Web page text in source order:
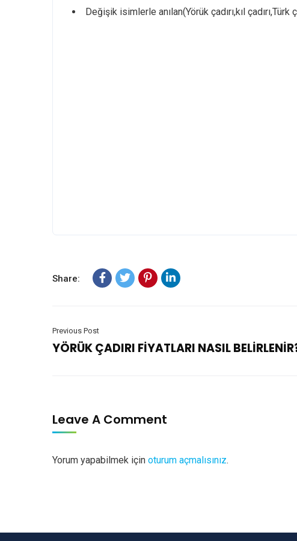
Değişik isimlerle anılan(Yörük çadırı,kıl çadırı,Türk
Share:
Previous Post
YÖRÜK ÇADIRI FİYATLARI NASIL
Leave A Comment
Yorum yapabilmek için oturum açmalısınız.